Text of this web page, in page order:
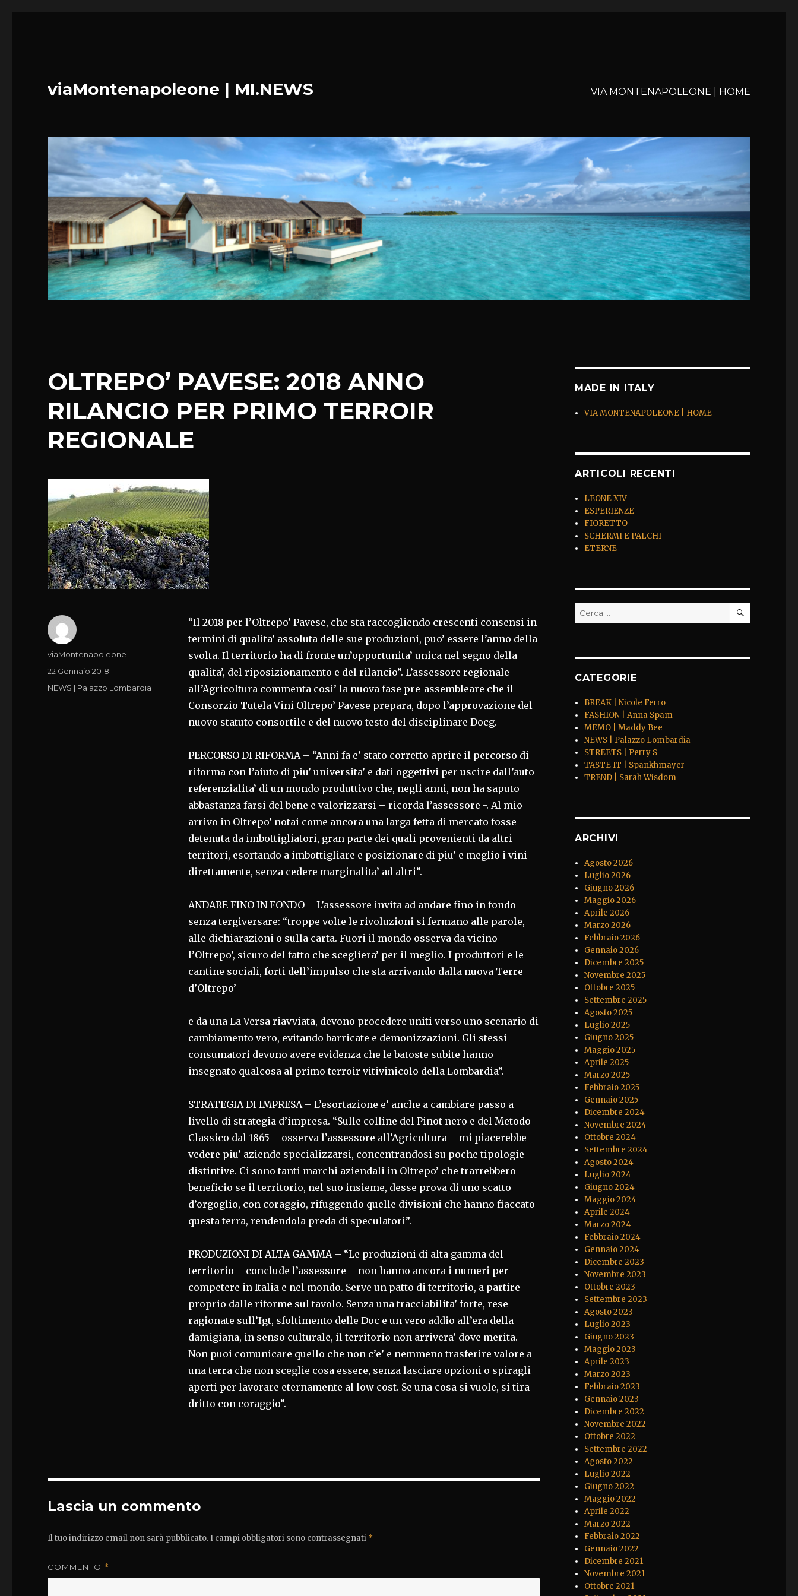
viaMontenapoleone | MI.NEWS VIA MONTENAPOLEONE | HOME
OLTREPO’ PAVESE: 2018 ANNO
RILANCIO PER PRIMO TERROIR
REGIONALE
“Il 2018 per l’Oltrepo’ Pavese, che sta raccogliendo crescenti consensi in
termini di qualita’ assoluta delle sue produzioni, puo’ essere l’anno della
svolta. Il territorio ha di fronte un’opportunita’ unica nel segno della
qualita’, del riposizionamento e del rilancio”. L’assessore regionale
all’Agricoltura commenta cosi’ la nuova fase pre-assembleare che il
Consorzio Tutela Vini Oltrepo’ Pavese prepara, dopo l’approvazione del
nuovo statuto consortile e del nuovo testo del disciplinare Docg.
PERCORSO DI RIFORMA – “Anni fa e’ stato corretto aprire il percorso di
riforma con l’aiuto di piu’ universita’ e dati oggettivi per uscire dall’auto
referenzialita’ di un mondo produttivo che, negli anni, non ha saputo
abbastanza farsi del bene e valorizzarsi – ricorda l’assessore -. Al mio
arrivo in Oltrepo’ notai come ancora una larga fetta di mercato fosse
detenuta da imbottigliatori, gran parte dei quali provenienti da altri
territori, esortando a imbottigliare e posizionare di piu’ e meglio i vini
direttamente, senza cedere marginalita’ ad altri”.
ANDARE FINO IN FONDO – L’assessore invita ad andare fino in fondo
senza tergiversare: “troppe volte le rivoluzioni si fermano alle parole,
alle dichiarazioni o sulla carta. Fuori il mondo osserva da vicino
l’Oltrepo’, sicuro del fatto che scegliera’ per il meglio. I produttori e le
cantine sociali, forti dell’impulso che sta arrivando dalla nuova Terre
d’Oltrepo’
e da una La Versa riavviata, devono procedere uniti verso uno scenario di
cambiamento vero, evitando barricate e demonizzazioni. Gli stessi
consumatori devono avere evidenza che le batoste subite hanno
insegnato qualcosa al primo terroir vitivinicolo della Lombardia”.
STRATEGIA DI IMPRESA – L’esortazione e’ anche a cambiare passo a
livello di strategia d’impresa. “Sulle colline del Pinot nero e del Metodo
Classico dal 1865 – osserva l’assessore all’Agricoltura – mi piacerebbe
vedere piu’ aziende specializzarsi, concentrandosi su poche tipologie
distintive. Ci sono tanti marchi aziendali in Oltrepo’ che trarrebbero
beneficio se il territorio, nel suo insieme, desse prova di uno scatto
d’orgoglio, con coraggio, rifuggendo quelle divisioni che hanno fiaccato
questa terra, rendendola preda di speculatori”.
PRODUZIONI DI ALTA GAMMA – “Le produzioni di alta gamma del
territorio – conclude l’assessore – non hanno ancora i numeri per
competere in Italia e nel mondo. Serve un patto di territorio, a partire
proprio dalle riforme sul tavolo. Senza una tracciabilita’ forte, rese
ragionate sull’Igt, sfoltimento delle Doc e un vero addio all’era della
damigiana, in senso culturale, il territorio non arrivera’ dove merita.
Non puoi comunicare quello che non c’e’ e nemmeno trasferire valore a
una terra che non sceglie cosa essere, senza lasciare opzioni o spiragli
aperti per lavorare eternamente al low cost. Se una cosa si vuole, si tira
dritto con coraggio”.
Autore
viaMontenapoleone
Pubblicato
22 Gennaio 2018
Categorie
NEWS | Palazzo Lombardia
Lascia un commento
Il tuo indirizzo email non sarà pubblicato.I campi obbligatori sono contrassegnati *
COMMENTO *
MADE IN ITALY
VIA MONTENAPOLEONE | HOME
ARTICOLI RECENTI
LEONE XIV
ESPERIENZE
FIORETTO
SCHERMI E PALCHI
ETERNE
Cerca: CERCA
CATEGORIE
BREAK | Nicole Ferro
FASHION | Anna Spam
MEMO | Maddy Bee
NEWS | Palazzo Lombardia
STREETS | Perry S
TASTE IT | Spankhmayer
TREND | Sarah Wisdom
ARCHIVI
Agosto 2026
Luglio 2026
Giugno 2026
Maggio 2026
Aprile 2026
Marzo 2026
Febbraio 2026
Gennaio 2026
Dicembre 2025
Novembre 2025
Ottobre 2025
Settembre 2025
Agosto 2025
Luglio 2025
Giugno 2025
Maggio 2025
Aprile 2025
Marzo 2025
Febbraio 2025
Gennaio 2025
Dicembre 2024
Novembre 2024
Ottobre 2024
Settembre 2024
Agosto 2024
Luglio 2024
Giugno 2024
Maggio 2024
Aprile 2024
Marzo 2024
Febbraio 2024
Gennaio 2024
Dicembre 2023
Novembre 2023
Ottobre 2023
Settembre 2023
Agosto 2023
Luglio 2023
Giugno 2023
Maggio 2023
Aprile 2023
Marzo 2023
Febbraio 2023
Gennaio 2023
Dicembre 2022
Novembre 2022
Ottobre 2022
Settembre 2022
Agosto 2022
Luglio 2022
Giugno 2022
Maggio 2022
Aprile 2022
Marzo 2022
Febbraio 2022
Gennaio 2022
Dicembre 2021
Novembre 2021
Ottobre 2021